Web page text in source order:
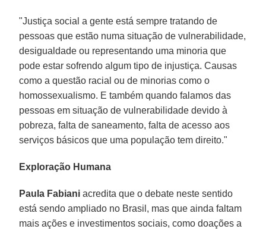
"Justiça social a gente está sempre tratando de
pessoas que estão numa situação de vulnerabilidade,
desigualdade ou representando uma minoria que
pode estar sofrendo algum tipo de injustiça. Causas
como a questão racial ou de minorias como o
homossexualismo. E também quando falamos das
pessoas em situação de vulnerabilidade devido à
pobreza, falta de saneamento, falta de acesso aos
serviços básicos que uma população tem direito."
Exploração Humana
Paula Fabiani acredita que o debate neste sentido
está sendo ampliado no Brasil, mas que ainda faltam
mais ações e investimentos sociais, como doações a